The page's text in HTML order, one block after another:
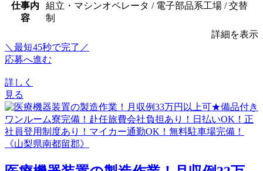
仕事内
容
組立・マシンオペレータ / 電子部品系工場 / 交替
制
詳細を表示
＼最短45秒で完了／
応募へ進む
詳しく
見る